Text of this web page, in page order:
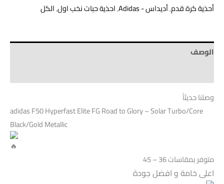
أحذية كرة قدم,أديداس - Adidas ,احذية حبات نخب اول,الكل
الوصف
وصلنا حديثاً
adidas F50 Hyperfast Elite FG Road to Glory – Solar Turbo/Core
Black/Gold Metallic
متوفر بمقاسات 36 – 45
اعلى خامة و افضل جودة